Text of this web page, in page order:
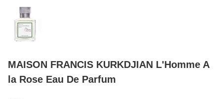
MAISON FRANCIS KURKDJIAN L'Homme A
la Rose Eau De Parfum